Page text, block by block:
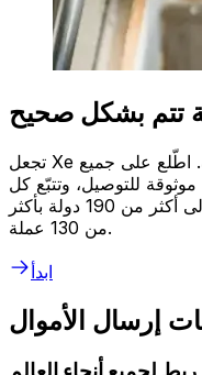
تتم بشكل صحيح
تجعل Xe التحويلات المالية الدولية سهلة وبسيطة. اطّلع على جميع
للتوصيل، وتتبّع كل
عملية نقل في الوقت الفعلي. أرسل إلى أكثر من 190 دولة بأكثر
من 130 عملة.
ابدأ
إرسال الأموال